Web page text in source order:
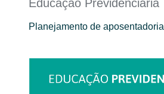
Educação Previdenciária
Planejamento de aposentadoria